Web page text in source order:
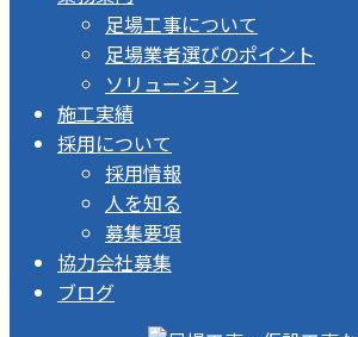
足場工事について
足場業者選びのポイント
ソリューション
施工実績
採用について
採用情報
人を知る
募集要項
協力会社募集
ブログ